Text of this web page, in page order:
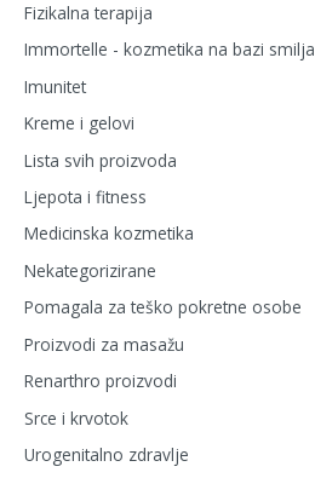
Fizikalna terapija
Immortelle - kozmetika na bazi smilja
Imunitet
Kreme i gelovi
Lista svih proizvoda
Ljepota i fitness
Medicinska kozmetika
Nekategorizirane
Pomagala za teško pokretne osobe
Proizvodi za masažu
Renarthro proizvodi
Srce i krvotok
Urogenitalno zdravlje